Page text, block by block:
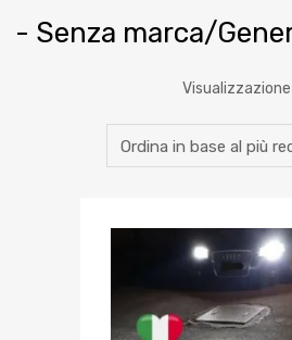
- Senza marca/